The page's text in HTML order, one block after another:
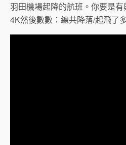
羽田機場起降的航班。你要是
4K然後數數：總共降落/起飛了